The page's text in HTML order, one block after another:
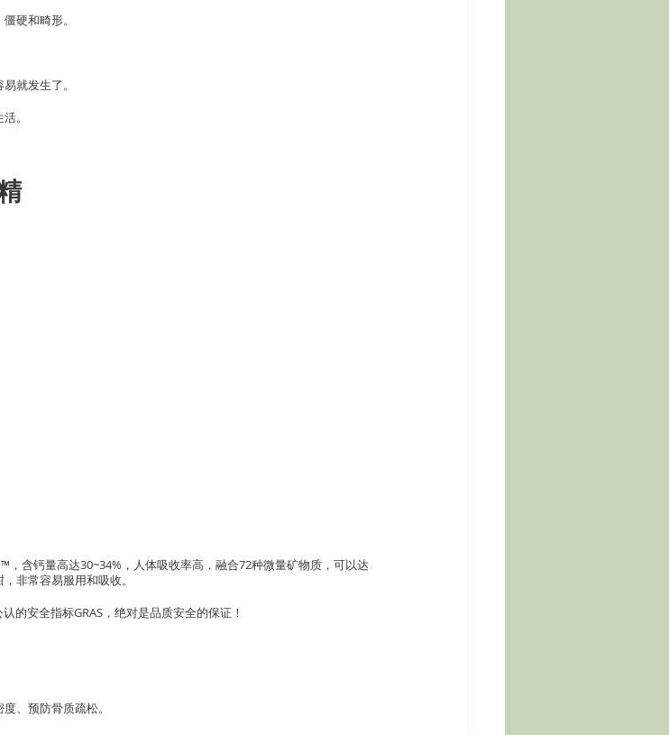
硬和畸形。
就发生了。
。
含钙量高达30~34%，人体吸收率高，融合72种微量矿物质，可以达
非常容易服用和吸收。
的安全指标GRAS，绝对是品质安全的保证！
、预防骨质疏松。